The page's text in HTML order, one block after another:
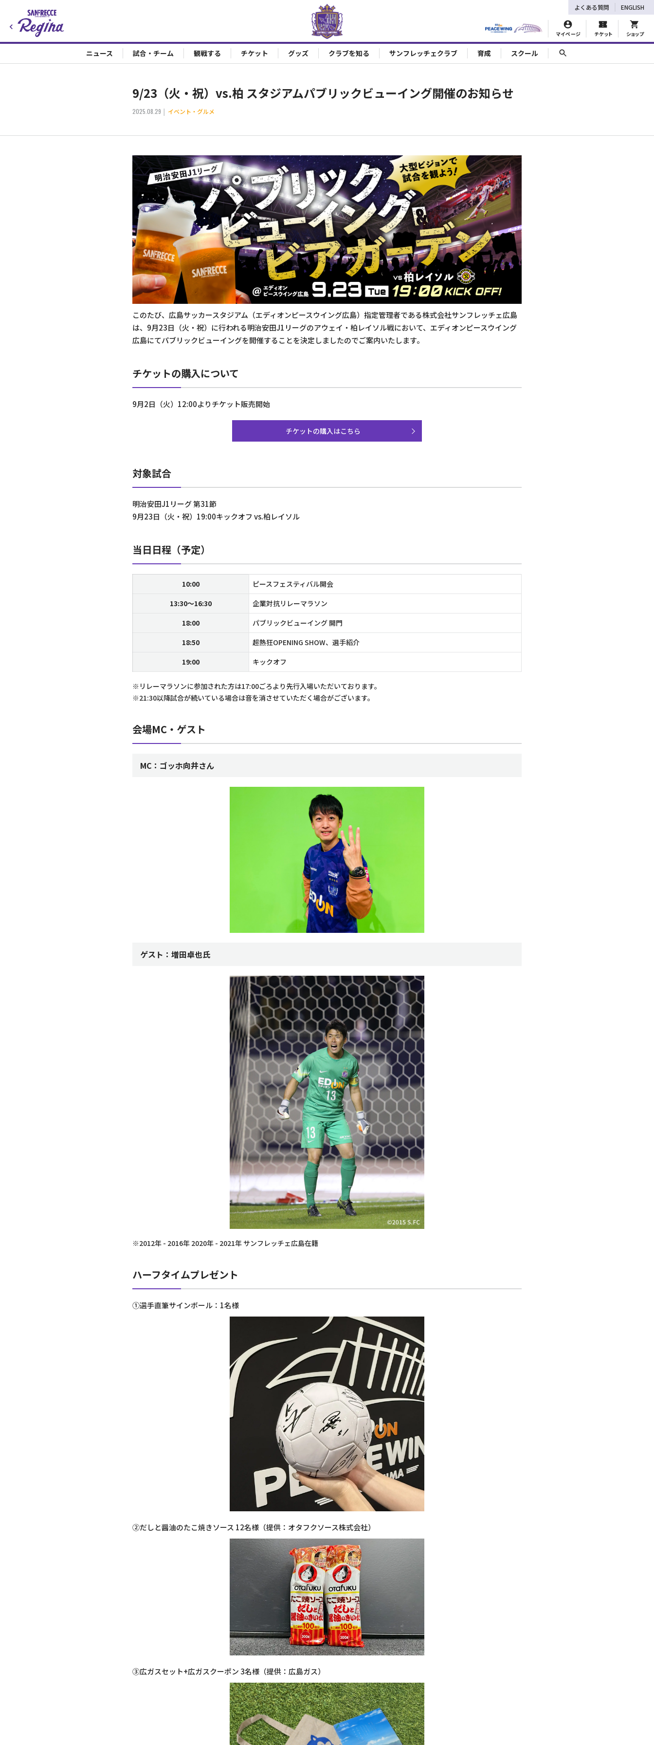
マイページ チケット ショップ
よくある質問 ENGLISH
ニュース 試合・チーム 観戦する チケット グッズ クラブを知る サンフレッチェクラブ 育成 スクール
9/23（火・祝）vs.柏 スタジアムパブリックビューイング開催のお知らせ
2025.08.29 イベント・グルメ
このたび、広島サッカースタジアム（エディオンピースウイング広島）指定管理者である株式会社サンフレッチェ広島
は、9月23日（火・祝）に行われる明治安田J1リーグのアウェイ・柏レイソル戦において、エディオンピースウイング
広島にてパブリックビューイングを開催することを決定しましたのでご案内いたします。
チケットの購入について
9月2日（火）12:00よりチケット販売開始
チケットの購入はこちら
対象試合
明治安田J1リーグ 第31節
9月23日（火・祝）19:00キックオフ vs.柏レイソル
当日日程（予定）
10:00
ピースフェスティバル開会
13:30～16:30
企業対抗リレーマラソン
18:00
パブリックビューイング 開門
18:50
超熱狂OPENING SHOW、選手紹介
19:00
キックオフ
※リレーマラソンに参加された方は17:00ごろより先行入場いただいております。
※21:30以降試合が続いている場合は音を消させていただく場合がございます。
会場MC・ゲスト
MC：ゴッホ向井さん
ゲスト：増田卓也氏
※2012年 - 2016年 2020年 - 2021年 サンフレッチェ広島在籍
ハーフタイムプレゼント
①選手直筆サインボール：1名様
②だしと醤油のたこ焼きソース 12名様（提供：オタフクソース株式会社）
③広ガスセット+広ガスクーポン 3名様（提供：広島ガス）